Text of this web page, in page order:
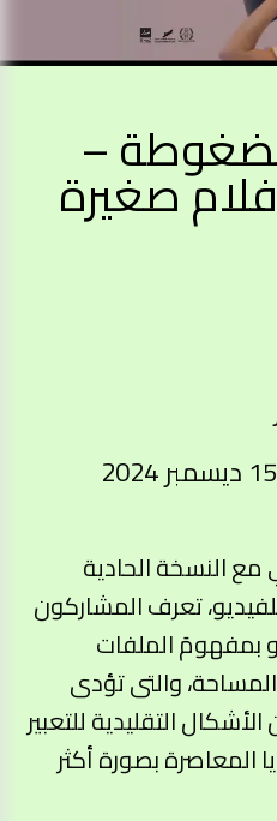
–
صغيرة
مع النسخة الحادية
تعرف المشاركون
بمفهومَ الملفات
والتى تؤدى
التقليدية للتعبير
بصورة أكثر